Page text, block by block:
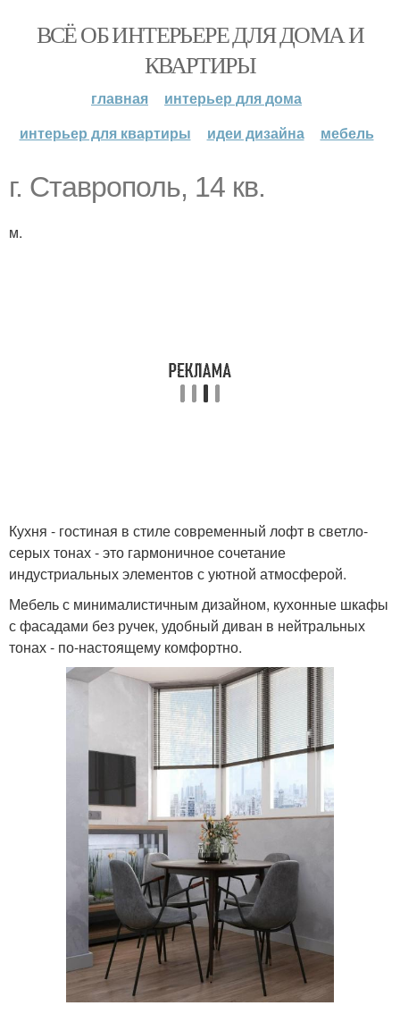
ВСЁ ОБ ИНТЕРЬЕРЕ ДЛЯ ДОМА И
КВАРТИРЫ
главная
интерьер для дома
интерьер для квартиры
идеи дизайна мебель
г. Ставрополь, 14 кв.
м.
Кухня - гостиная в стиле современный лофт в светло-
серых тонах - это гармоничное сочетание
индустриальных элементов с уютной атмосферой.
Мебель с минималистичным дизайном, кухонные шкафы
с фасадами без ручек, удобный диван в нейтральных
тонах - по-настоящему комфортно.